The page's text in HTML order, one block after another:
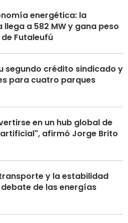
energética: la
a 582 MW y gana peso
Futaleufú
segundo crédito sindicado y
para cuatro parques
en un hub global de
afirmó Jorge Brito
y la estabilidad
de las energías